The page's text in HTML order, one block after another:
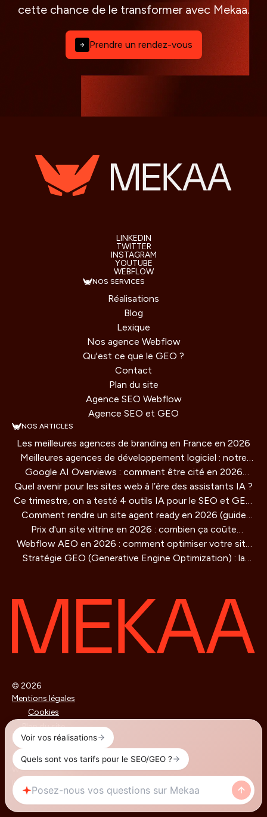
cette chance de le transformer avec Mekaa.
Prendre un rendez-vous
LINKEDIN
TWITTER
INSTAGRAM
YOUTUBE
WEBFLOW
NOS SERVICES
Réalisations
Blog
Lexique
Nos agence Webflow
Qu'est ce que le GEO ?
Contact
Plan du site
Agence SEO Webflow
Agence SEO et GEO
NOS ARTICLES
Les meilleures agences de branding en France en 2026
Meilleures agences de développement logiciel : notre
comparatif 2026
Google AI Overviews : comment être cité en 2026
(guide concret)
Quel avenir pour les sites web à l’ère des assistants IA ?
Ce trimestre, on a testé 4 outils IA pour le SEO et GEO
: verdict honnête
Comment rendre un site agent ready en 2026 (guide
technique)
Prix d'un site vitrine en 2026 : combien ça coûte
vraiment ?
Webflow AEO en 2026 : comment optimiser votre site
pour être cité par les moteurs IA
Stratégie GEO (Generative Engine Optimization) : la
Mentions légales
Cookies
Plan du site
© 2026